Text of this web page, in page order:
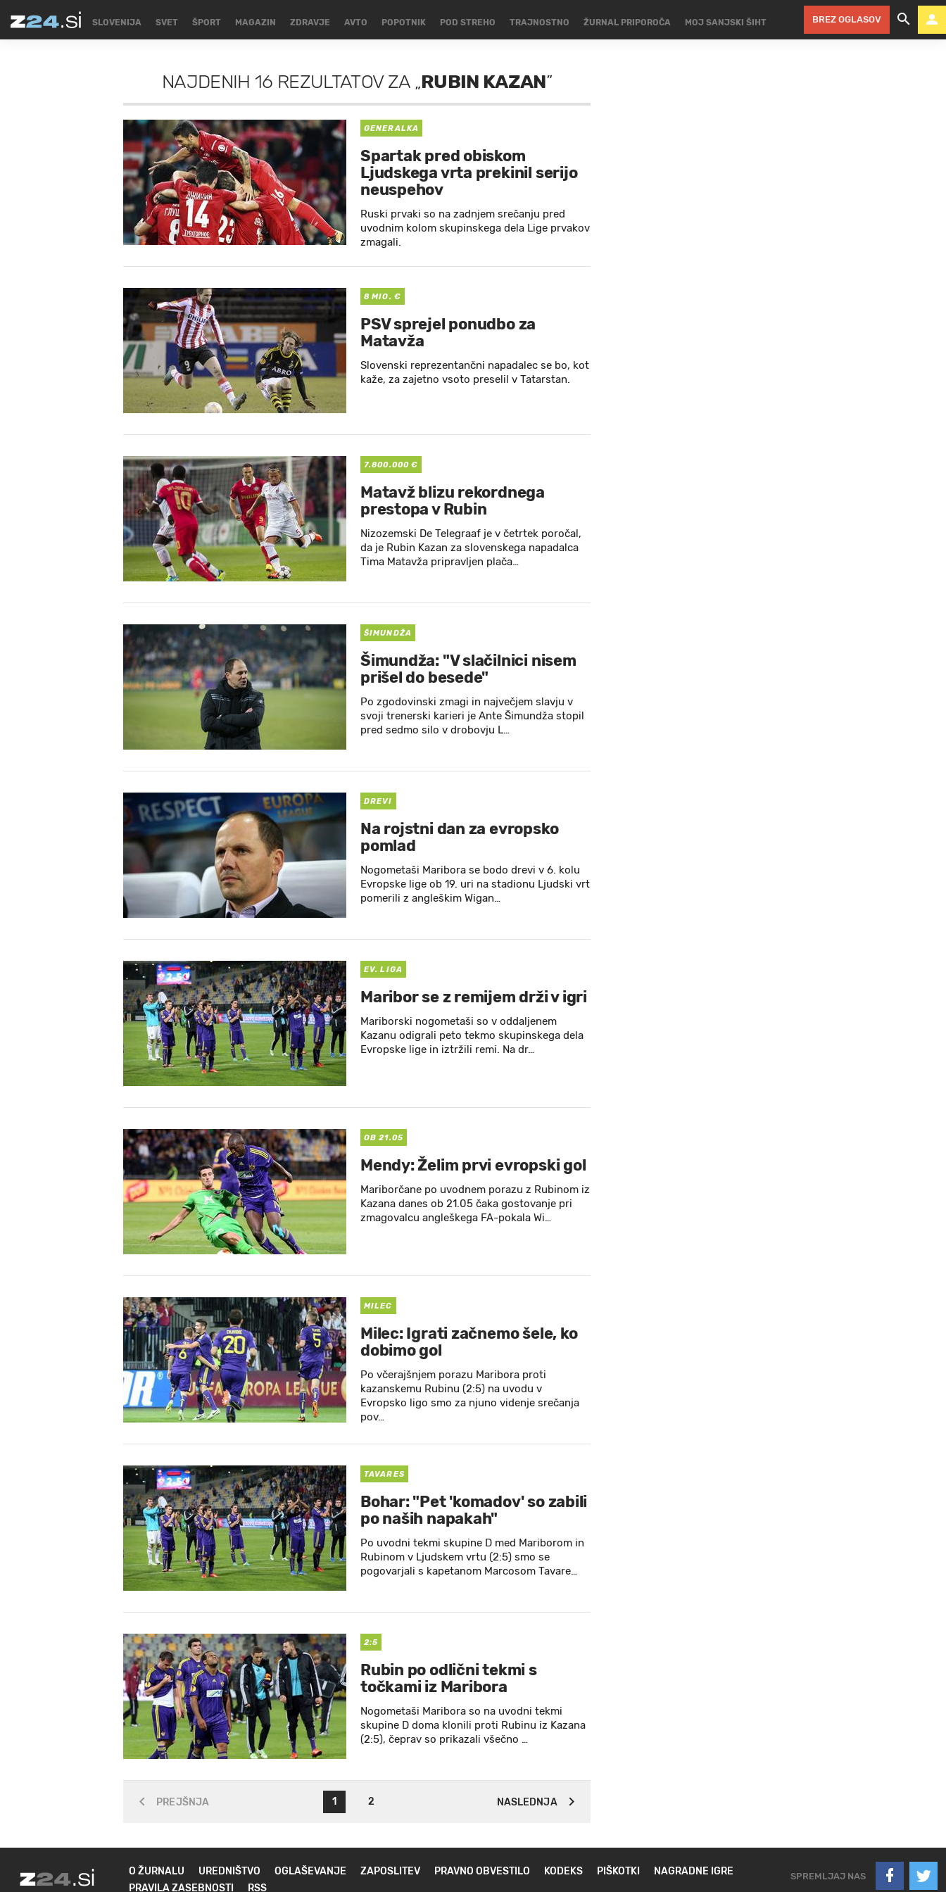
SLOVENIJA SVET ŠPORT MAGAZIN ZDRAVJE AVTO POPOTNIK POD STREHO TRAJNOSTNO ŽURNAL PRIPOROČA MOJ SANJSKI ŠIHT BREZ OGLASOV
NAJDENIH 16 REZULTATOVZA„RUBIN KAZAN”
GENERALKA
Spartak pred obiskom
Ljudskega vrta prekinil serijo
neuspehov
Ruski prvaki so na zadnjem srečanju pred
uvodnim kolom skupinskega dela Lige prvakov
zmagali.
8 MIO. €
PSV sprejel ponudbo za
Matavža
Slovenski reprezentančni napadalec se bo, kot
kaže, za zajetno vsoto preselil v Tatarstan.
7.800.000 €
Matavž blizu rekordnega
prestopa v Rubin
Nizozemski De Telegraaf je v četrtek poročal,
da je Rubin Kazan za slovenskega napadalca
Tima Matavža pripravljen plača…
ŠIMUNDŽA
Šimundža: "V slačilnici nisem
prišel do besede"
Po zgodovinski zmagi in največjem slavju v
svoji trenerski karieri je Ante Šimundža stopil
pred sedmo silo v drobovju L…
DREVI
Na rojstni dan za evropsko
pomlad
Nogometaši Maribora se bodo drevi v 6. kolu
Evropske lige ob 19. uri na stadionu Ljudski vrt
pomerili z angleškim Wigan…
EV. LIGA
Maribor se z remijem drži v igri
Mariborski nogometaši so v oddaljenem
Kazanu odigrali peto tekmo skupinskega dela
Evropske lige in iztržili remi. Na dr…
OB 21.05
Mendy: Želim prvi evropski gol
Mariborčane po uvodnem porazu z Rubinom iz
Kazana danes ob 21.05 čaka gostovanje pri
zmagovalcu angleškega FA-pokala Wi…
MILEC
Milec: Igrati začnemo šele, ko
dobimo gol
Po včerajšnjem porazu Maribora proti
kazanskemu Rubinu (2:5) na uvodu v
Evropsko ligo smo za njuno videnje srečanja
pov…
TAVARES
Bohar: "Pet 'komadov' so zabili
po naših napakah"
Po uvodni tekmi skupine D med Mariborom in
Rubinom v Ljudskem vrtu (2:5) smo se
pogovarjali s kapetanom Marcosom Tavare…
2:5
Rubin po odlični tekmi s
točkami iz Maribora
Nogometaši Maribora so na uvodni tekmi
skupine D doma klonili proti Rubinu iz Kazana
(2:5), čeprav so prikazali všečno …
PREJŠNJA 1 2 NASLEDNJA
O ŽURNALU UREDNIŠTVO OGLAŠEVANJE ZAPOSLITEV PRAVNO OBVESTILO KODEKS PIŠKOTKI
NAGRADNE IGRE
PRAVILA ZASEBNOSTI
RSS
SPREMLJAJ NAS